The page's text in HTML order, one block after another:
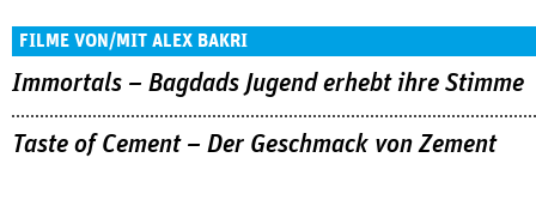
FILME VON/MIT ALEX BAKRI
Immortals – Bagdads Jugend erhebt ihre Stimme
Taste of Cement – Der Geschmack von Zement